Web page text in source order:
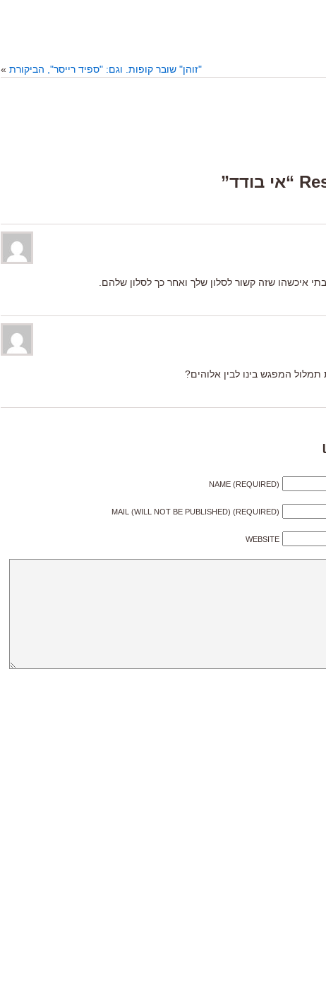
"זוהן" שובר קופות. וגם: "ספיד רייסר", הביקורת »
איכשהו שזה קשור לסלון שלך ואחר כך לסלון שלהם.
המפגש בינו לבין אלוהים?
NAME (REQUIRED)
MAIL (WILL NOT BE PUBLISHED) (REQUIRED)
WEBSITE